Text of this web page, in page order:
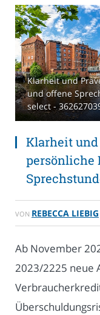
Klarheit und
und offene
select -
Klarheit
persönliche
VON REBECCA LIEBIG
Ab November
2023/2225 neue